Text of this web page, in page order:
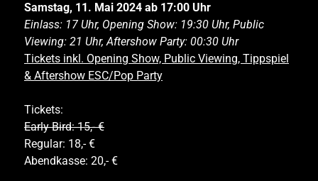
Samstag, 11. Mai 2024 ab 17:00 Uhr
Einlass: 17 Uhr, Opening Show: 19:30 Uhr, Public
Viewing: 21 Uhr, Aftershow Party: 00:30 Uhr
Tickets inkl. Opening Show, Public Viewing, Tippspiel
& Aftershow ESC/Pop Party
Tickets:
Early Bird: 15,- €
Regular: 18,- €
Abendkasse: 20,- €